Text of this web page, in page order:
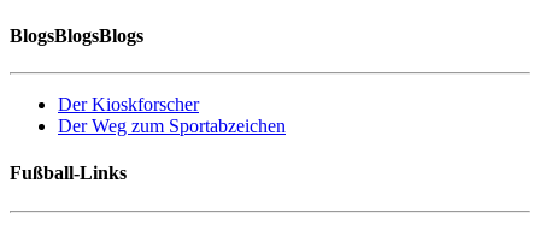
BlogsBlogsBlogs
Der Kioskforscher
Der Weg zum Sportabzeichen
Fußball-Links